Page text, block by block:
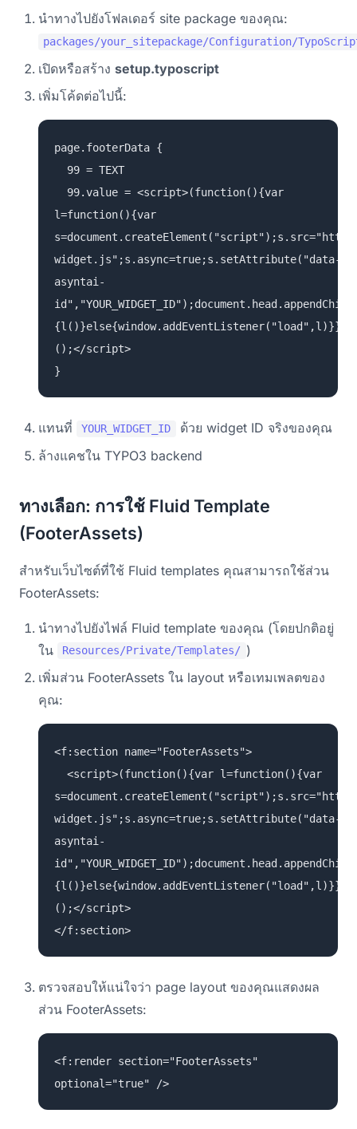
นำทางไปยังโฟลเดอร์ site package ของคุณ:
packages/your_sitepackage/Configuration/
เปิดหรือสร้าง setup.typoscript
เพิ่มโค้ดต่อไปนี้:
page.footerData {
99 = TEXT
99.value = <script>(function(){var
l=function(){var
widget.js";s.async=true;s.setAttribute("data-
asyntai-
{l()}else{window.addEventListener("load",l)}})
();</script>
}
แทนที่ YOUR_WIDGET_ID
ด้วย widget ID จริงของคุณ
ล้างแคชใน TYPO3 backend
ทางเลือก: การใช้ Fluid Template
(FooterAssets)
สำหรับเว็บไซต์ที่ใช้ Fluid templates คุณสามารถใช้ส่วน
FooterAssets:
นำทางไปยังไฟล์ Fluid template ของคุณ (โดยปกติอยู่
ใน
Resources/Private/Templates/ )
เพิ่มส่วน FooterAssets ใน layout หรือเทมเพลตของ
คุณ:
<f:section name="FooterAssets">
<script>(function(){var l=function(){var
widget.js";s.async=true;s.setAttribute("data-
asyntai-
{l()}else{window.addEventListener("load",l)}})
();</script>
</f:section>
ตรวจสอบให้แน่ใจว่า page layout ของคุณแสดงผล
ส่วน FooterAssets:
<f:render section="FooterAssets"
optional="true" />